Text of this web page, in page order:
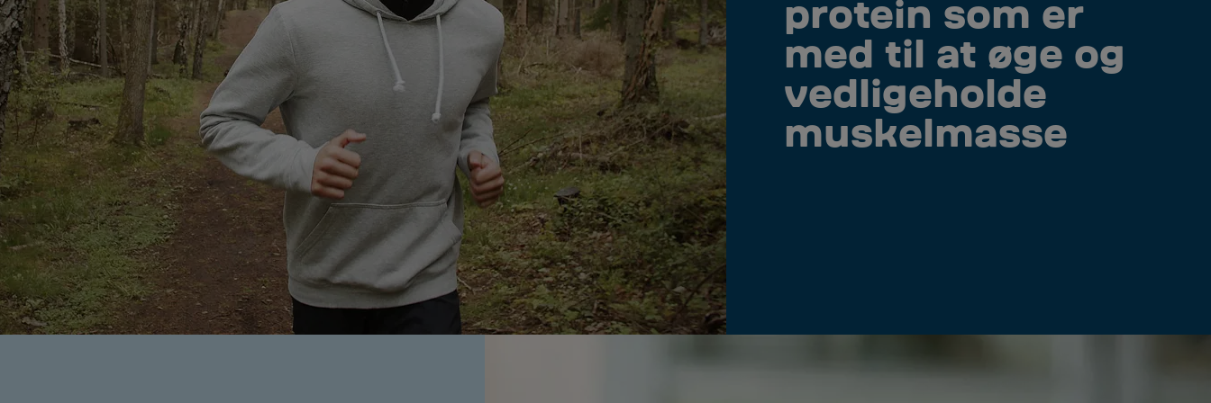
protein som er
med til at øge og
vedligeholde
muskelmasse